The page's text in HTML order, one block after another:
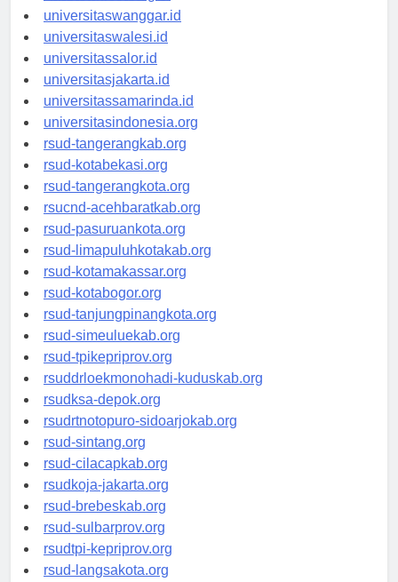
universitassorong.id
universitaswanggar.id
universitaswalesi.id
universitassalor.id
universitasjakarta.id
universitassamarinda.id
universitasindonesia.org
rsud-tangerangkab.org
rsud-kotabekasi.org
rsud-tangerangkota.org
rsucnd-acehbaratkab.org
rsud-pasuruankota.org
rsud-limapuluhkotakab.org
rsud-kotamakassar.org
rsud-kotabogor.org
rsud-tanjungpinangkota.org
rsud-simeuluekab.org
rsud-tpikepriprov.org
rsuddrloekmonohadi-kuduskab.org
rsudksa-depok.org
rsudrtnotopuro-sidoarjokab.org
rsud-sintang.org
rsud-cilacapkab.org
rsudkoja-jakarta.org
rsud-brebeskab.org
rsud-sulbarprov.org
rsudtpi-kepriprov.org